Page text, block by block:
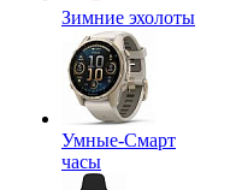
Зимние эхолоты
Умные-Смарт
часы